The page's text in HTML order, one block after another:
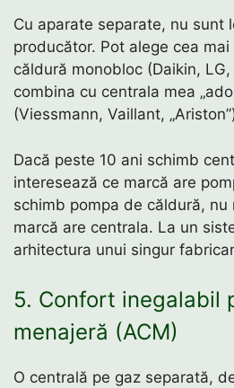
Cu aparate separate, nu sunt
producător. Pot alege cea mai
căldură monobloc (Daikin, LG,
combina cu centrala mea
(Viessmann, Vaillant,
Dacă peste 10 ani schimb
interesează ce marcă are
schimb pompa de căldură, nu
marcă are centrala. La un
arhitectura unui singur
5. Confort inegalabil
menajeră (ACM)
O centrală pe gaz separată,